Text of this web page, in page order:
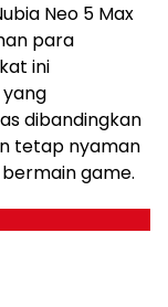
Neo 5 Max
para
ini
dibandingkan
tetap nyaman
game.